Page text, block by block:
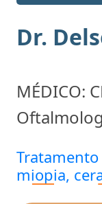
Dr.
MÉDICO:
miopia,